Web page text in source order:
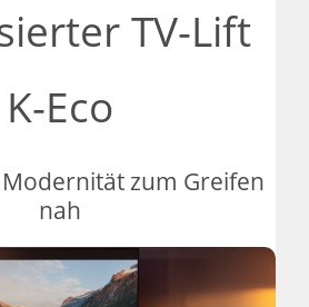
TV-Lift
K-Eco
zum Greifen
nah